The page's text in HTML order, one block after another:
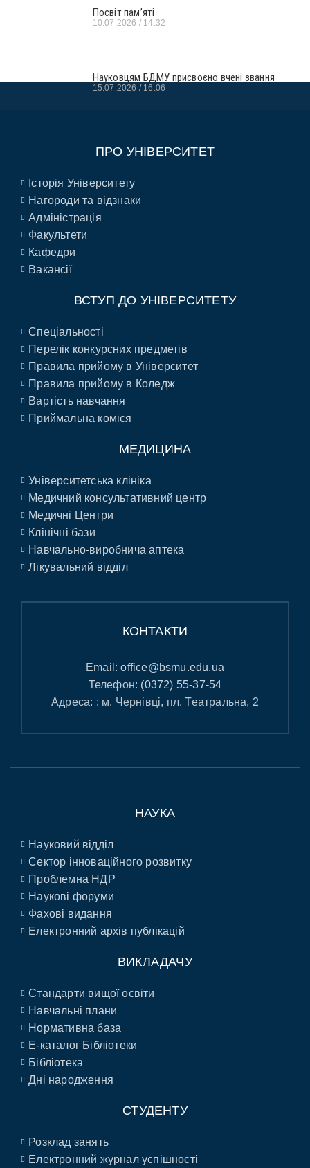
Посвіт пам’яті
10.07.2026 14:32
Науковцям БДМУ присвоєно вчені звання
15.07.2026 16:06
ПРО УНІВЕРСИТЕТ
Історія Університету
Нагороди та відзнаки
Адміністрація
Факультети
Кафедри
Вакансії
ВСТУП ДО УНІВЕРСИТЕТУ
Спеціальності
Перелік конкурсних предметів
Правила прийому в Університет
Правила прийому в Коледж
Вартість навчання
Приймальна коміся
МЕДИЦИНА
Університетська клініка
Медичний консультативний центр
Медичні Центри
Клінічні бази
Навчально-виробнича аптека
Лікувальний відділ
КОНТАКТИ
Email:office@bsmu.edu.ua
Телефон: (0372) 55-37-54
Адреса: : м. Чернівці, пл. Театральна, 2
НАУКА
Науковий відділ
Сектор інноваційного розвитку
Проблемна НДР
Наукові форуми
Фахові видання
Електронний архів публікацій
ВИКЛАДАЧУ
Стандарти вищої освіти
Навчальні плани
Нормативна база
E-каталог Бібліотеки
Бібліотека
Дні народження
СТУДЕНТУ
Розклад занять
Електронний журнал успішності